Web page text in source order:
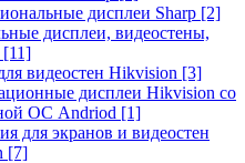
дисплеи Sharp [2]
дисплеи, видеостены,
[11]
видеостен Hikvision [3]
дисплеи Hikvision со
ОС Andriod [1]
для экранов и видеостен
[7]